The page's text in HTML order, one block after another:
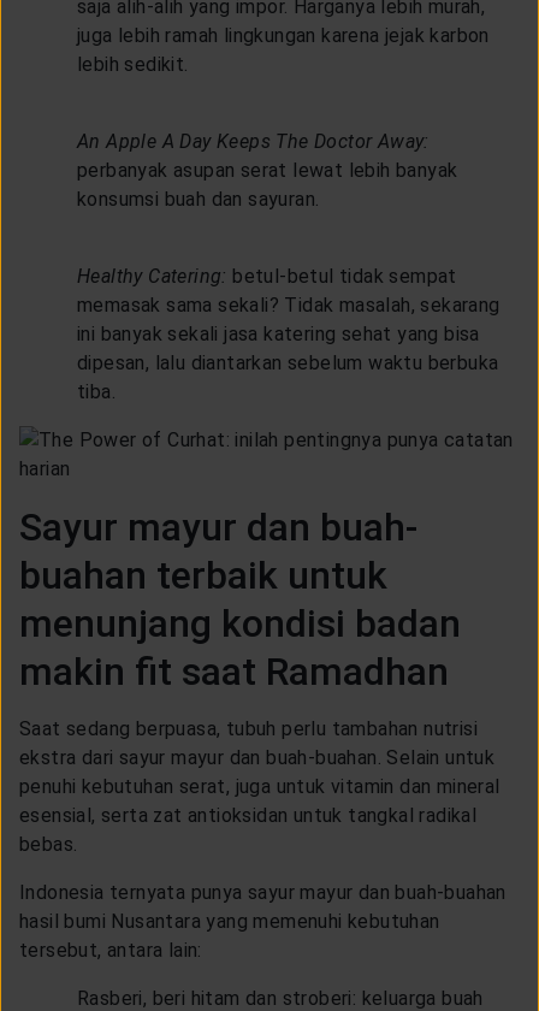
saja alih-alih yang impor. Harganya lebih murah,
juga lebih ramah lingkungan karena jejak karbon
lebih sedikit.
An Apple A Day Keeps The Doctor Away:
perbanyak asupan serat lewat lebih banyak
konsumsi buah dan sayuran.
Healthy Catering: betul-betul tidak sempat
memasak sama sekali? Tidak masalah, sekarang
ini banyak sekali jasa katering sehat yang bisa
dipesan, lalu diantarkan sebelum waktu berbuka
tiba.
Sayur mayur dan buah-
buahan terbaik untuk
menunjang kondisi badan
makin fit saat Ramadhan
Saat sedang berpuasa, tubuh perlu tambahan nutrisi
ekstra dari sayur mayur dan buah-buahan. Selain untuk
penuhi kebutuhan serat, juga untuk vitamin dan mineral
esensial, serta zat antioksidan untuk tangkal radikal
bebas.
Indonesia ternyata punya sayur mayur dan buah-buahan
hasil bumi Nusantara yang memenuhi kebutuhan
tersebut, antara lain:
Rasberi, beri hitam dan stroberi: keluarga buah